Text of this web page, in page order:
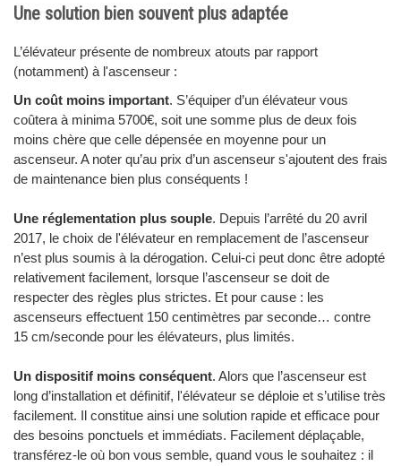
Une solution bien souvent plus adaptée
L’élévateur présente de nombreux atouts par rapport
(notamment) à l'ascenseur :
Un coût moins important. S’équiper d’un élévateur vous
coûtera à minima 5700€, soit une somme plus de deux fois
moins chère que celle dépensée en moyenne pour un
ascenseur. A noter qu’au prix d’un ascenseur s'ajoutent des frais
de maintenance bien plus conséquents !
Une réglementation plus souple. Depuis l’arrêté du 20 avril
2017, le choix de l'élévateur en remplacement de l’ascenseur
n’est plus soumis à la dérogation. Celui-ci peut donc être adopté
relativement facilement, lorsque l’ascenseur se doit de
respecter des règles plus strictes. Et pour cause : les
ascenseurs effectuent 150 centimètres par seconde… contre
15 cm/seconde pour les élévateurs, plus limités.
Un dispositif moins conséquent. Alors que l’ascenseur est
long d’installation et définitif, l'élévateur se déploie et s’utilise très
facilement. Il constitue ainsi une solution rapide et efficace pour
des besoins ponctuels et immédiats. Facilement déplaçable,
transférez-le où bon vous semble, quand vous le souhaitez : il